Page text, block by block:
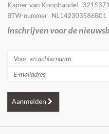
Kamer van Koophandel
BTW-nummer NL142303586B01
Inschrijven voor de
Aanmelden